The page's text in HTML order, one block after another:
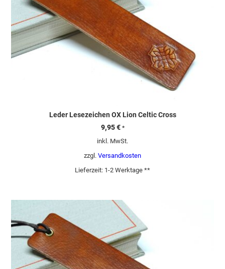
Leder Lesezeichen OX Lion Celtic Cross
9,95€ *
inkl. MwSt.
zzgl. Versandkosten
Lieferzeit: 1-2 Werktage **